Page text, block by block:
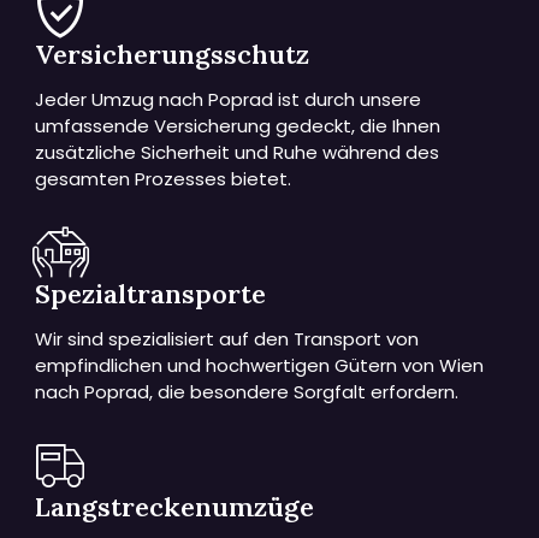
Versicherungsschutz
Jeder Umzug nach Poprad ist durch unsere
umfassende Versicherung gedeckt, die Ihnen
zusätzliche Sicherheit und Ruhe während des
gesamten Prozesses bietet.
Spezialtransporte
Wir sind spezialisiert auf den Transport von
empfindlichen und hochwertigen Gütern von Wien
nach Poprad, die besondere Sorgfalt erfordern.
Langstreckenumzüge